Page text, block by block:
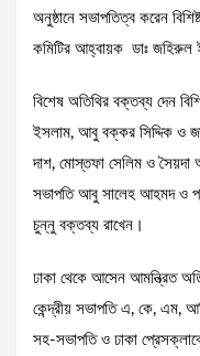
অনুষ্ঠানে সভাপতিত্ব করেন
কমিটির আহ্বায়ক ডাঃ জহিরুল
বিশেষ অতিথির বক্তব্য দেন
ইসলাম, আবু বক্কর সিদ্দিক ও
দাশ, মোস্তফা সেলিম ও
সভাপতি আবু সালেহ আহমদ ও
চুন্নু বক্তব্য রাখেন।
ঢাকা থেকে আসেন আমন্ত্রিত
কেন্দ্রীয় সভাপতি এ, কে, এম,
সহ-সভাপতি ও ঢাকা